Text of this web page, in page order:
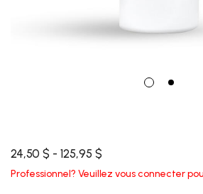
24,50 $ - 125,95 $
Professionnel? Veuillez vous connecter